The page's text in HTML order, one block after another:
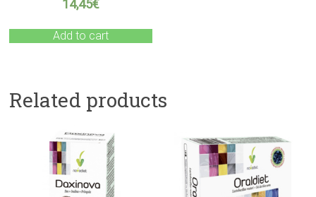
14,45€
Add to cart
Related products